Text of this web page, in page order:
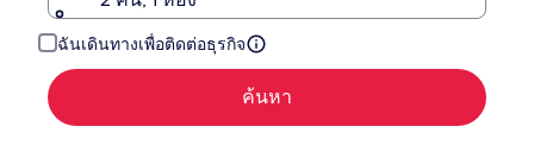
ฉันเดินทางเพื่อติดต่อธุรกิจ
ค้นหา